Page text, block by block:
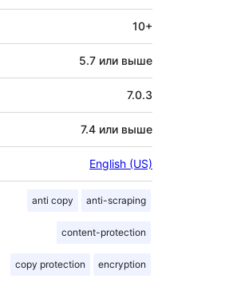
10+
5.7 или выше
7.0.3
7.4 или выше
English (US)
anti copy anti-scraping
content-protection
copy protection encryption